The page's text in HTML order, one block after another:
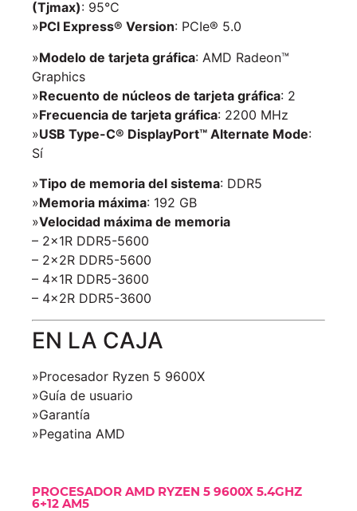
(Tjmax): 95°C
»PCI Express® Version: PCIe® 5.0
»Modelo de tarjeta gráfica: AMD Radeon™
Graphics
»Recuento de núcleos de tarjeta gráfica: 2
»Frecuencia de tarjeta gráfica: 2200 MHz
»USB Type-C® DisplayPort™ Alternate Mode:
Sí
»Tipo de memoria del sistema: DDR5
»Memoria máxima: 192 GB
»Velocidad máxima de memoria
– 2x1R DDR5-5600
– 2x2R DDR5-5600
– 4x1R DDR5-3600
– 4x2R DDR5-3600
EN LA CAJA
»Procesador Ryzen 5 9600X
»Guía de usuario
»Garantía
»Pegatina AMD
PROCESADOR AMD RYZEN 5 9600X 5.4GHZ
6+12 AM5